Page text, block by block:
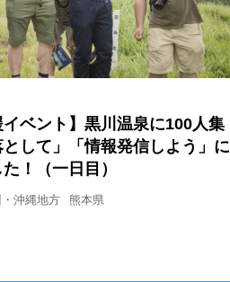
イベント】黒川温泉に100人集
して」「情報発信しよう」に
！（一日目）
・沖縄地方 熊本県